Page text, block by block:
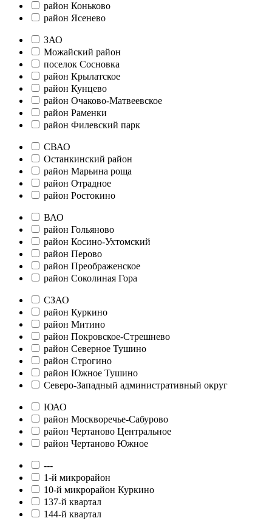
район Коньково
район Ясенево
ЗАО
Можайский район
поселок Сосновка
район Крылатское
район Кунцево
район Очаково-Матвеевское
район Раменки
район Филевский парк
СВАО
Останкинский район
район Марьина роща
район Отрадное
район Ростокино
ВАО
район Гольяново
район Косино-Ухтомский
район Перово
район Преображенское
район Соколиная Гора
СЗАО
район Куркино
район Митино
район Покровское-Стрешнево
район Северное Тушино
район Строгино
район Южное Тушино
Северо-Западный административный округ
ЮАО
район Москворечье-Сабурово
район Чертаново Центральное
район Чертаново Южное
---
1-й микрорайон
10-й микрорайон Куркино
137-й квартал
144-й квартал